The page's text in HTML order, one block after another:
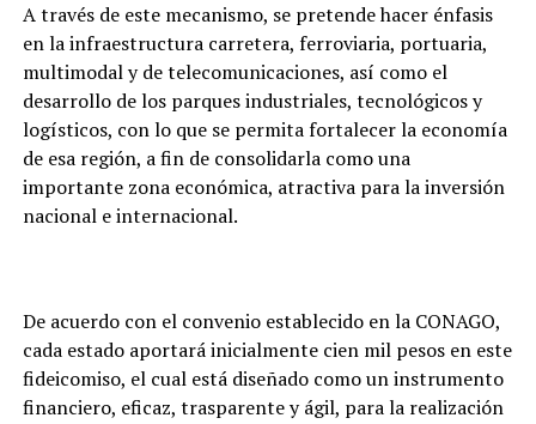
A través de este mecanismo, se pretende hacer énfasis
en la infraestructura carretera, ferroviaria, portuaria,
multimodal y de telecomunicaciones, así como el
desarrollo de los parques industriales, tecnológicos y
logísticos, con lo que se permita fortalecer la economía
de esa región, a fin de consolidarla como una
importante zona económica, atractiva para la inversión
nacional e internacional.
De acuerdo con el convenio establecido en la CONAGO,
cada estado aportará inicialmente cien mil pesos en este
fideicomiso, el cual está diseñado como un instrumento
financiero, eficaz, trasparente y ágil, para la realización